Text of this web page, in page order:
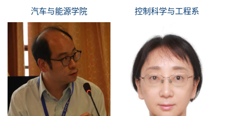
汽车与能源学院 控制科学与工程系